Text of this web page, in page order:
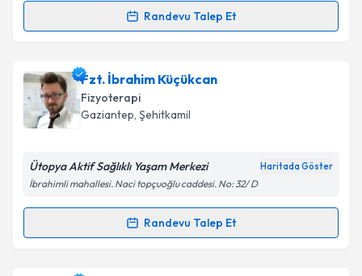
Takvim Talebini Gönder
Randevu Talep Et
Randevu Takvimi Talebi
Prof. Dr. İrfan Kocaiçin randevu takvimi talebi
oluşturun. Size bu uzmandan randevu almanız için bir
takvim hazırlandığında e-posta ile bilgilendireceğiz.
Kişisel verilerimin işlenmesine ilişkin
Metni'ni okudum ve kişisel verilerimin belirtilen
Fzt. İbrahim Küçükcan
Fizyoterapi
Gaziantep, Şehitkamil
Ütopya Aktif Sağlıklı Yaşam Merkezi Haritada Göster
İbrahimli mahallesi. Naci topçuoğlu caddesi. No: 32/ D
Randevu Talep Et
Randevu Takvimi Talebi